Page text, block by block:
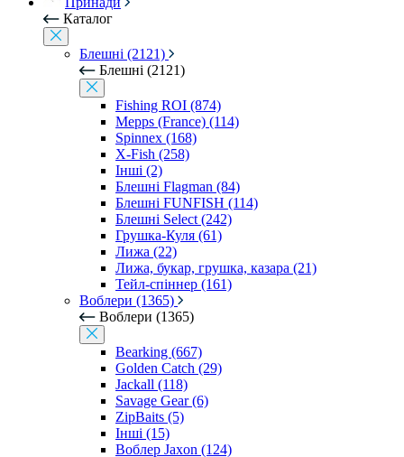
Каталог
Блешні (2121)
Блешні (2121)
Fishing ROI (874)
Mepps (France) (114)
Spinnex (168)
X-Fish (258)
Інші (2)
Блешні Flagman (84)
Блешні FUNFISH (114)
Блешні Select (242)
Грушка-Куля (61)
Лижа (22)
Лижа, букар, грушка, казара (21)
Тейл-спіннер (161)
Воблери (1365)
Воблери (1365)
Bearking (667)
Golden Catch (29)
Jackall (118)
Savage Gear (6)
ZipBaits (5)
Інші (15)
Воблер Jaxon (124)